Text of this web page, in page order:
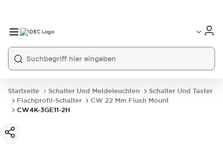
Startseite Schalter Und Meldeleuchten
Schalter Und Taster
Flachprofil-Schalter
CW 22 Mm Flush Mount
CW4K-3GE11-2H